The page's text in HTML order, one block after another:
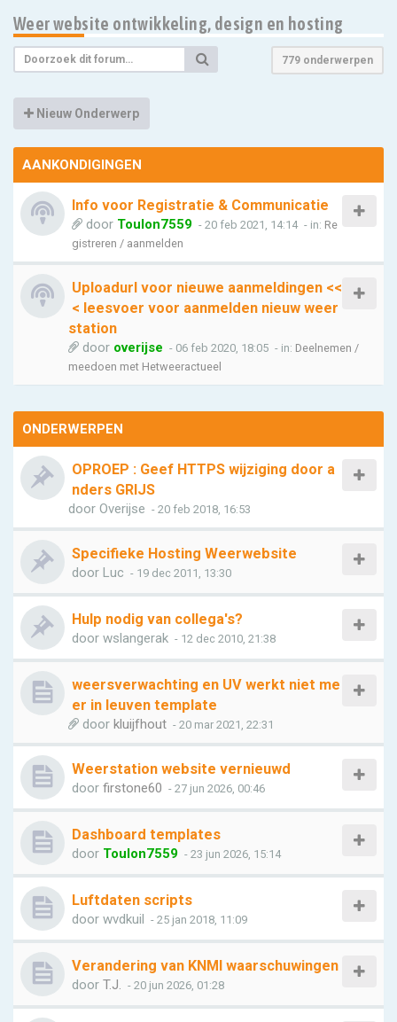
Weer website ontwikkeling, design en hosting
779 onderwerpen
Nieuw Onderwerp
AANKONDIGINGEN
Info voor Registratie & Communicatie
door Toulon7559 - 20 feb 2021, 14:14 - in: Re
gistreren / aanmelden
Uploadurl voor nieuwe aanmeldingen <<
< leesvoer voor aanmelden nieuw weer
station
door overijse - 06 feb 2020, 18:05 - in: Deelnemen /
meedoen met Hetweeractueel
ONDERWERPEN
OPROEP : Geef HTTPS wijziging door a
nders GRIJS
door Overijse - 20 feb 2018, 16:53
Specifieke Hosting Weerwebsite
door Luc - 19 dec 2011, 13:30
Hulp nodig van collega's?
door wslangerak - 12 dec 2010, 21:38
weersverwachting en UV werkt niet me
er in leuven template
door kluijfhout - 20 mar 2021, 22:31
Weerstation website vernieuwd
door firstone60 - 27 jun 2026, 00:46
Dashboard templates
door Toulon7559 - 23 jun 2026, 15:14
Luftdaten scripts
door wvdkuil - 25 jan 2018, 11:09
Verandering van KNMI waarschuwingen
door T.J. - 20 jun 2026, 01:28